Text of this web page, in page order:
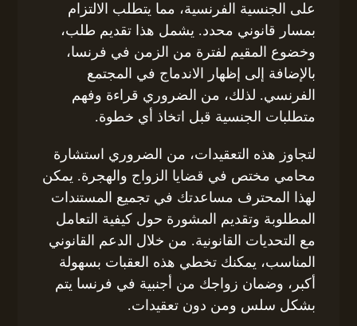
على الجنسية الفرنسية، مما يتطلب الالتزام
بمسار قانوني محدد. يشمل هذا تقديم طلب،
وخضوع المقيم لفترة من الزمن في فرنسا،
بالإضافة إلى إظهار الاندماج في المجتمع
الفرنسي. لذلك، من الضروري قراءة وفهم
متطلبات الجنسية قبل اتخاذ أي خطوة.
لتجاوز هذه التعقيدات، من الضروري استشارة
محامي مختص في قضايا الزواج والهجرة. يمكن
لهذا المحترف مساعدتك في تجميع المستندات
المطلوبة وتقديم المشورة حول كيفية التعامل
مع التحديات القانونية. من خلال الدعم القانوني
المناسب، يمكنك تخطي هذه العقبات بسهولة
أكبر، وضمان زواجك من أجنبية في فرنسا يتم
بشكل سلس ومن دون تعقيدات.